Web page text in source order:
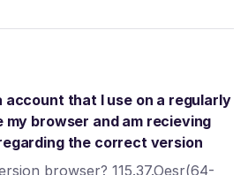
account that I use on a regularly
my browser and am recieving
the correct version
browser? 115.37.Oesr(64-